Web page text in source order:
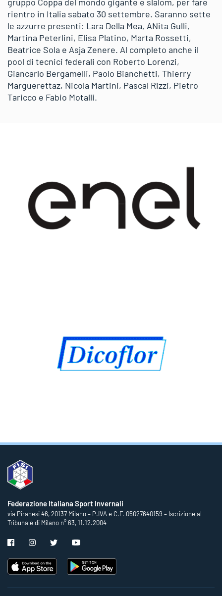
rientro in Italia sabato 30 settembre. Saranno sette
le azzurre presenti: Lara Della Mea, ANita Gulli,
Martina Peterlini, Elisa Platino, Marta Rossetti,
Beatrice Sola e Asja Zenere. Al completo anche il
pool di tecnici federali con Roberto Lorenzi,
Giancarlo Bergamelli, Paolo Bianchetti, Thierry
Marguerettaz, Nicola Martini, Pascal Rizzi, Pietro
Taricco e Fabio Motalli.
Federazione Italiana Sport Invernali
via Piranesi 46, 20137 Milano – P.IVA e C.F. 05027640159 – Iscrizione al
Tribunale di Milano n° 63, 11.12.2004